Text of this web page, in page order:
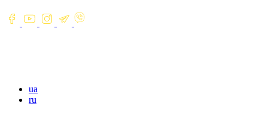
ua
ru